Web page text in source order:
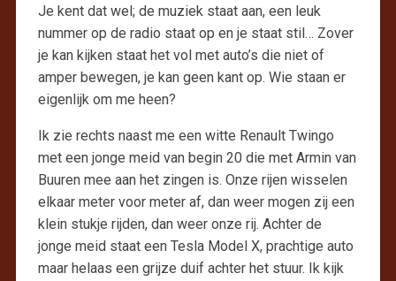
Je kent dat wel; de muziek staat aan, een leuk
nummer op de radio staat op en je staat stil… Zover
je kan kijken staat het vol met auto’s die niet of
amper bewegen, je kan geen kant op. Wie staan er
eigenlijk om me heen?
Ik zie rechts naast me een witte Renault Twingo
met een jonge meid van begin 20 die met Armin van
Buuren mee aan het zingen is. Onze rijen wisselen
elkaar meter voor meter af, dan weer mogen zij een
klein stukje rijden, dan weer onze rij. Achter de
jonge meid staat een Tesla Model X, prachtige auto
maar helaas een grijze duif achter het stuur. Ik kijk